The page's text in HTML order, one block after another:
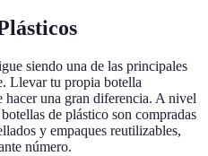
siendo una de las principales
Llevar tu propia botella
hacer una gran diferencia. A nivel
de plástico son compradas
y empaques reutilizables,
número.